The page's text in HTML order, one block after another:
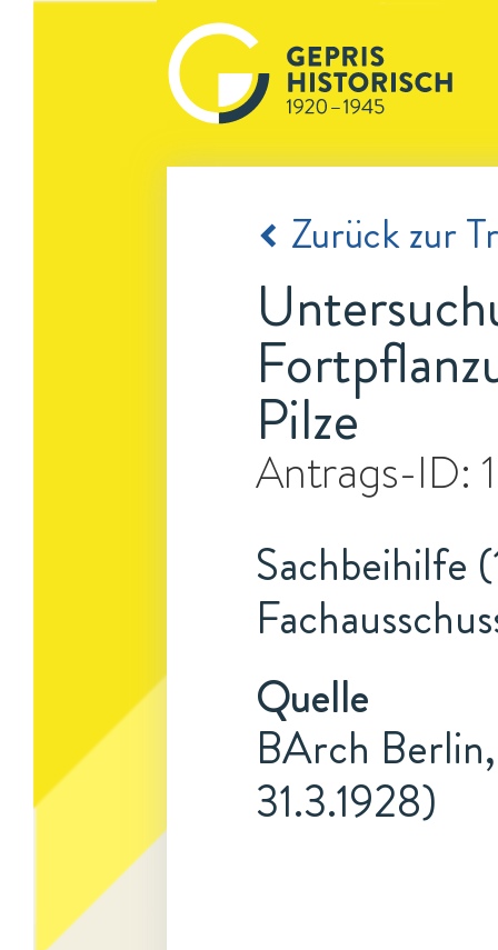
Zurück zur
Pilze
Antrags-ID:
Sachbeihilfe
Quelle
BArch
31.3.1928)